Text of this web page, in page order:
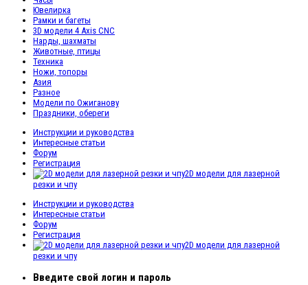
Ювелирка
Рамки и багеты
3D модели 4 Axis CNC
Нарды, шахматы
Животные, птицы
Техника
Ножи, топоры
Азия
Разное
Модели по Ожиганову
Праздники, обереги
Инструкции и руководства
Интересные статьи
Форум
Регистрация
2D модели для лазерной
резки и чпу
Инструкции и руководства
Интересные статьи
Форум
Регистрация
2D модели для лазерной
резки и чпу
Введите свой логин и пароль